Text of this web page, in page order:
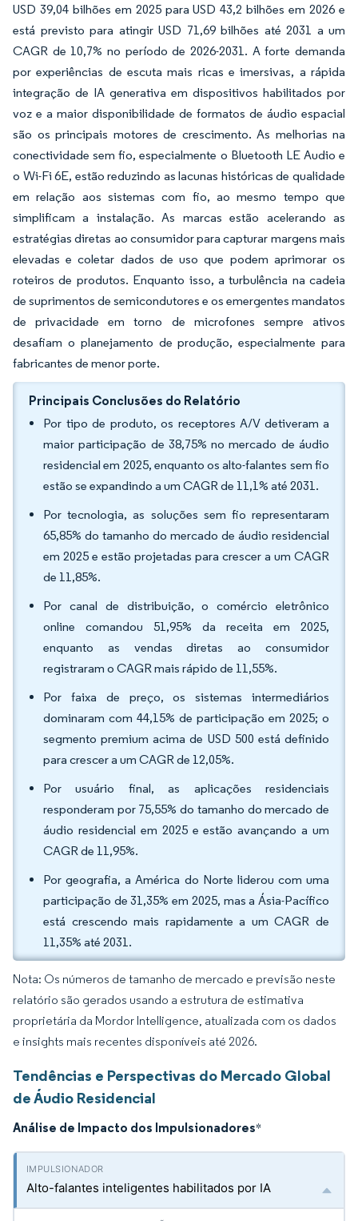
USD 39,04 bilhões em 2025 para USD 43,2 bilhões em 2026 e
está previsto para atingir USD 71,69 bilhões até 2031 a um
CAGR de 10,7% no período de 2026-2031. A forte demanda
por experiências de escuta mais ricas e imersivas, a rápida
integração de IA generativa em dispositivos habilitados por
voz e a maior disponibilidade de formatos de áudio espacial
são os principais motores de crescimento. As melhorias na
conectividade sem fio, especialmente o Bluetooth LE Audio e
o Wi-Fi 6E, estão reduzindo as lacunas históricas de qualidade
em relação aos sistemas com fio, ao mesmo tempo que
simplificam a instalação. As marcas estão acelerando as
estratégias diretas ao consumidor para capturar margens mais
elevadas e coletar dados de uso que podem aprimorar os
roteiros de produtos. Enquanto isso, a turbulência na cadeia
de suprimentos de semicondutores e os emergentes mandatos
de privacidade em torno de microfones sempre ativos
desafiam o planejamento de produção, especialmente para
fabricantes de menor porte.
Principais Conclusões do Relatório
Por tipo de produto, os receptores A/V detiveram a
maior participação de 38,75% no mercado de áudio
residencial em 2025, enquanto os alto-falantes sem fio
estão se expandindo a um CAGR de 11,1% até 2031.
Por tecnologia, as soluções sem fio representaram
65,85% do tamanho do mercado de áudio residencial
em 2025 e estão projetadas para crescer a um CAGR
de 11,85%.
Por canal de distribuição, o comércio eletrônico
online comandou 51,95% da receita em 2025,
enquanto as vendas diretas ao consumidor
registraram o CAGR mais rápido de 11,55%.
Por faixa de preço, os sistemas intermediários
dominaram com 44,15% de participação em 2025; o
segmento premium acima de USD 500 está definido
para crescer a um CAGR de 12,05%.
Por usuário final, as aplicações residenciais
responderam por 75,55% do tamanho do mercado de
áudio residencial em 2025 e estão avançando a um
CAGR de 11,95%.
Por geografia, a América do Norte liderou com uma
participação de 31,35% em 2025, mas a Ásia-Pacífico
está crescendo mais rapidamente a um CAGR de
11,35% até 2031.
Nota: Os números de tamanho de mercado e previsão neste
relatório são gerados usando a estrutura de estimativa
proprietária da Mordor Intelligence, atualizada com os dados
e insights mais recentes disponíveis até 2026.
Tendências e Perspectivas do Mercado Global
de Áudio Residencial
Análise de Impacto dos Impulsionadores*
Alto-falantes inteligentes habilitados por IA